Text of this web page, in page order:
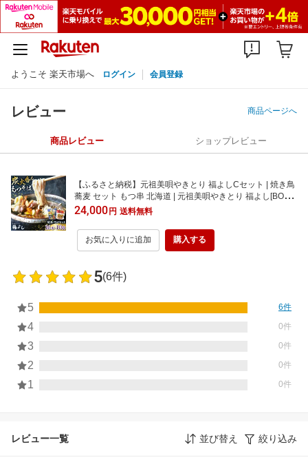
ようこそ 楽天市場へ ログイン 会員登録
レビュー 商品ページへ
商品レビュー ショップレビュー
【ふるさと納税】元祖美唄やきとり 福よしCセット | 焼き鳥
蕎麦 セット もつ串 北海道 | 元祖美唄やきとり 福よし[BOBJ
003]
24,000円 送料無料
お気に入りに追加 購入する
5(6件)
5 6件
4 0件
3 0件
2 0件
1 0件
レビュー一覧 並び替え 絞り込み